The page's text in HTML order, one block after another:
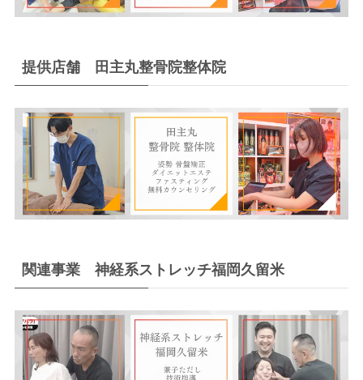
提供店舗 田主丸整骨院整体院
関連事業 神経系ストレッチ福岡久留米